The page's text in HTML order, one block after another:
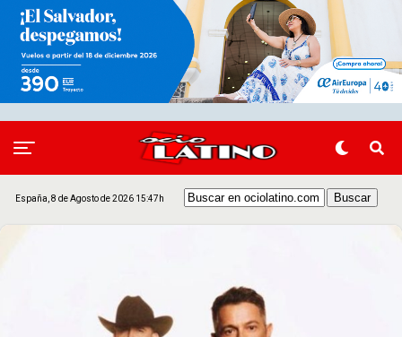
España, 8 de Agosto de 2026 15:47h